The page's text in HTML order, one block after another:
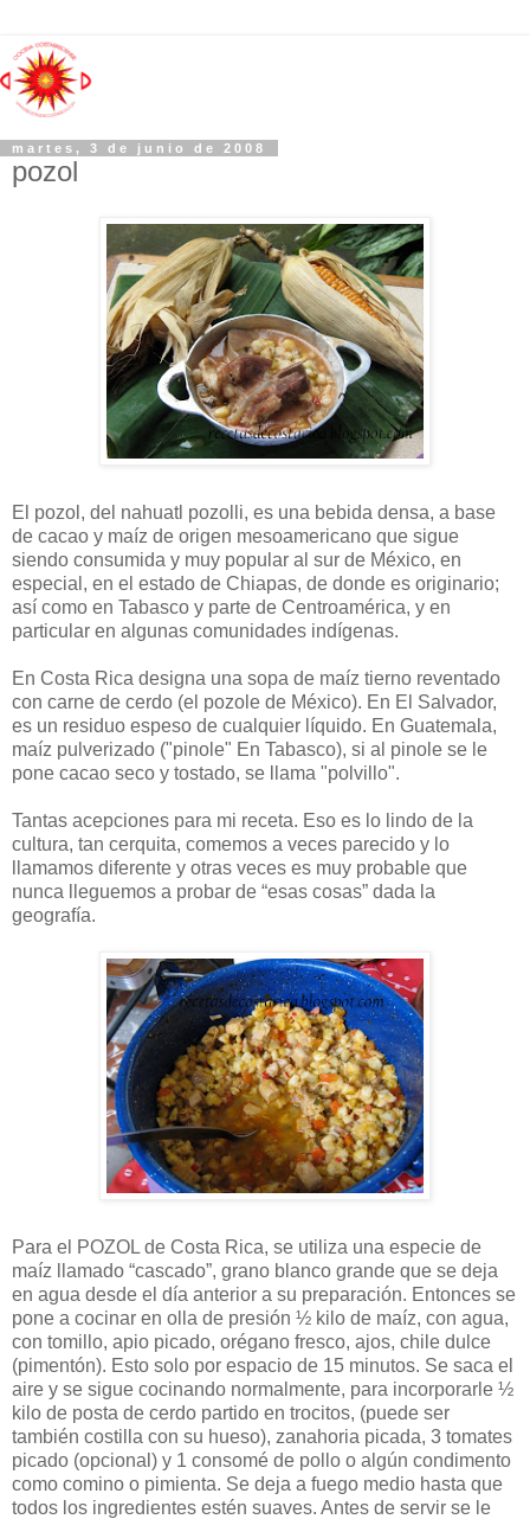
martes, 3 de junio de 2008
pozol
El pozol, del nahuatl pozolli, es una bebida densa, a base
de cacao y maíz de origen mesoamericano que sigue
siendo consumida y muy popular al sur de México, en
especial, en el estado de Chiapas, de donde es originario;
así como en Tabasco y parte de Centroamérica, y en
particular en algunas comunidades indígenas.
En Costa Rica designa una sopa de maíz tierno reventado
con carne de cerdo (el pozole de México). En El Salvador,
es un residuo espeso de cualquier líquido. En Guatemala,
maíz pulverizado ("pinole" En Tabasco), si al pinole se le
pone cacao seco y tostado, se llama "polvillo".
Tantas acepciones para mi receta. Eso es lo lindo de la
cultura, tan cerquita, comemos a veces parecido y lo
llamamos diferente y otras veces es muy probable que
nunca lleguemos a probar de “esas cosas” dada la
geografía.
Para el POZOL de Costa Rica, se utiliza una especie de
maíz llamado “cascado”, grano blanco grande que se deja
en agua desde el día anterior a su preparación. Entonces se
pone a cocinar en olla de presión ½ kilo de maíz, con agua,
con tomillo, apio picado, orégano fresco, ajos, chile dulce
(pimentón). Esto solo por espacio de 15 minutos. Se saca el
aire y se sigue cocinando normalmente, para incorporarle ½
kilo de posta de cerdo partido en trocitos, (puede ser
también costilla con su hueso), zanahoria picada, 3 tomates
picado (opcional) y 1 consomé de pollo o algún condimento
como comino o pimienta. Se deja a fuego medio hasta que
todos los ingredientes estén suaves. Antes de servir se le